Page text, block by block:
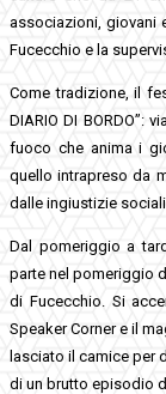
associazioni, giovani
Fucecchio e la
Come tradizione, il
DIARIO DI BORDO”:
fuoco che anima i
quello intrapreso da
dalle ingiustizie sociali.
Dal pomeriggio a
parte nel pomeriggio
di Fucecchio. Si
Speaker Corner e il
lasciato il camice per
di un brutto episodio